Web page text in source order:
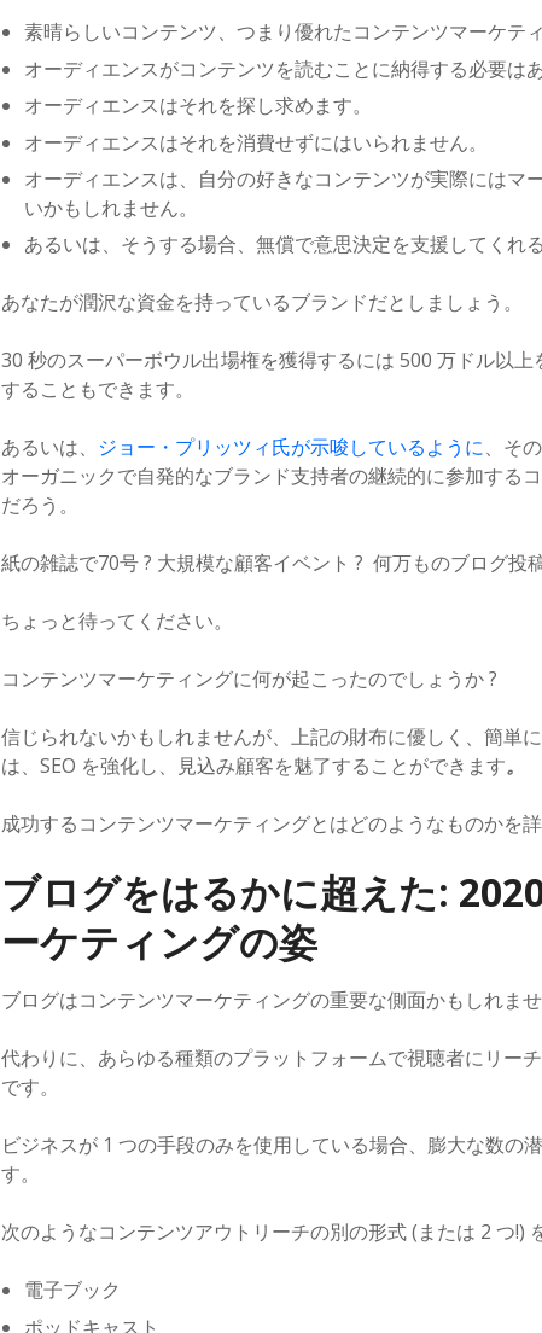
素晴らしいコンテンツ、つまり優れたコンテンツマーケテ
オーディエンスがコンテンツを読むことに納得する必要はあ
オーディエンスはそれを探し求めます。
オーディエンスはそれを消費せずにはいられません。
オーディエンスは、自分の好きなコンテンツが実際にはマ
いかもしれません。
あるいは、そうする場合、無償で意思決定を支援してくれ
あなたが潤沢な資金を持っているブランドだとしましょう。
30 秒のスーパーボウル出場権を獲得するには 500 万ドル以
することもできます。
あるいは、 ジョー・プリッツィ氏が示唆しているように、そ
オーガニックで自発的なブランド支持者の継続的に参加する
だろう。
紙の雑誌で70号 ? 大規模な顧客イベント ? 何万ものブログ投
ちょっと待ってください。
コンテンツマーケティングに何が起こったのでしょうか ?
信じられないかもしれませんが、上記の財布に優しく、簡単
は、SEO を強化し、見込み顧客を魅了することができます。
成功するコンテンツマーケティングとはどのようなものかを詳
ブログをはるかに超えた:
ーケティングの姿
ブログはコンテンツマーケティングの重要な側面かもしれま
代わりに、あらゆる種類のプラットフォームで視聴者にリー
です。
ビジネスが 1 つの手段のみを使用している場合、膨大な数の
す。
次のようなコンテンツアウトリーチの別の形式 (または 2 つ!)
電子ブック
ポッドキャスト